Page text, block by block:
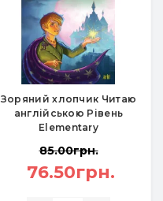
Зоряний хлопчик Читаю
англійською Рівень
Elementary
85.00грн.
76.50грн.